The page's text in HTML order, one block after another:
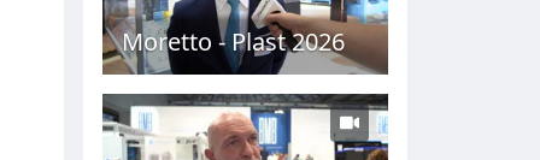
Moretto - Plast 2026